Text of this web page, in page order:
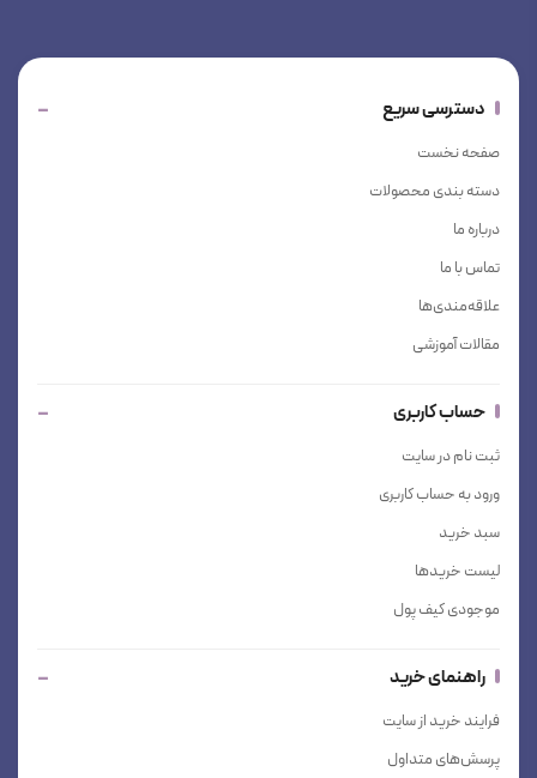
دسترسی سریع
صفحه نخست
دسته بندی محصولات
درباره ما
تماس با ما
علاقه‌مندی‌ها
مقالات آموزشی
حساب کاربری
ثبت نام در سایت
ورود به حساب کاربری
سبد خرید
لیست خریدها
موجودی کیف پول
راهنمای خرید
فرایند خرید از سایت
پرسش‌های متداول